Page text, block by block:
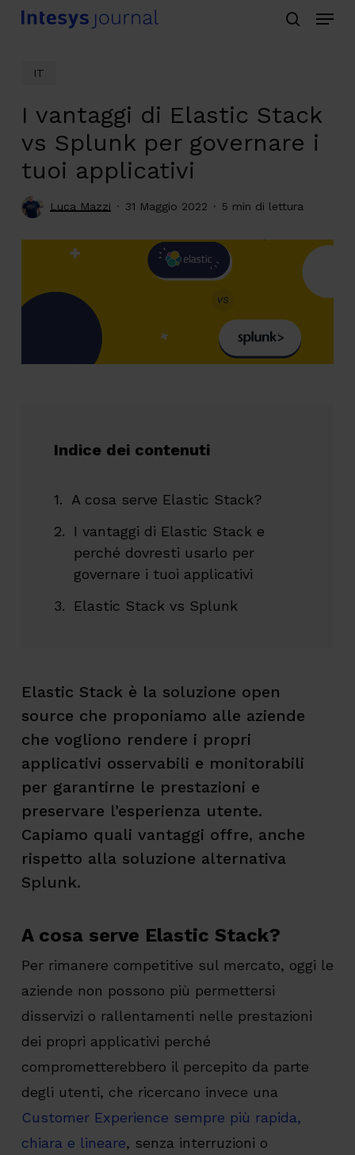
Skip
Menu
IT
I vantaggi di Elastic Stack
vs Splunk per governare i
tuoi applicativi
Luca Mazzi 31 Maggio 2022 5 min di lettura
Indice dei contenuti
A cosa serve Elastic Stack?
I vantaggi di Elastic Stack e
perché dovresti usarlo per
governare i tuoi applicativi
Elastic Stack vs Splunk
Elastic Stack è la soluzione open
source che proponiamo alle aziende
che vogliono rendere i propri
applicativi osservabili e monitorabili
per garantirne le prestazioni e
preservare l’esperienza utente.
Capiamo quali vantaggi offre, anche
rispetto alla soluzione alternativa
Splunk.
A cosa serve Elastic Stack?
Per rimanere competitive sul mercato, oggi le
aziende non possono più permettersi
disservizi o rallentamenti nelle prestazioni
dei propri applicativi perché
comprometterebbero il percepito da parte
degli utenti, che ricercano invece una
Customer Experience sempre più rapida,
chiara e lineare, senza interruzioni o